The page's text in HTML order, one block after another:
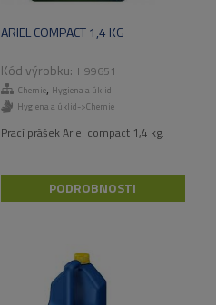
ARIEL COMPACT 1,4 KG
H99651
Chemie, Hygiena a úklid
Hygiena a úklid->Chemie
Prací prášek Ariel compact 1,4 kg.
PODROBNOSTI